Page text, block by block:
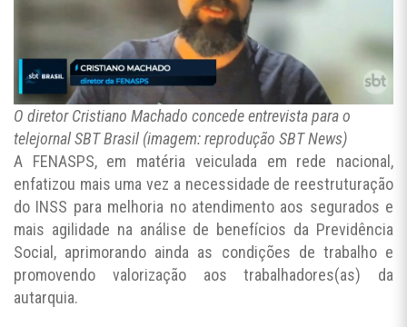
O diretor Cristiano Machado concede entrevista para o
telejornal SBT Brasil (imagem: reprodução SBT News)
A FENASPS, em matéria veiculada em rede nacional,
enfatizou mais uma vez a necessidade de reestruturação
do INSS para melhoria no atendimento aos segurados e
mais agilidade na análise de benefícios da Previdência
Social, aprimorando ainda as condições de trabalho e
promovendo valorização aos trabalhadores(as) da
autarquia.